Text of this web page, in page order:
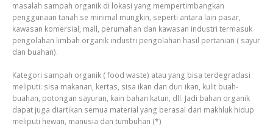
masalah sampah organik di lokasi yang mempertimbangkan
penggunaan tanah se minimal mungkin, seperti antara lain pasar,
kawasan komersial, mall, perumahan dan kawasan industri termasuk
pengolahan limbah organik industri pengolahan hasil pertanian ( sayur
dan buahan).
Kategori sampah organik ( food waste) atau yang bisa terdegradasi
meliputi: sisa makanan, kertas, sisa ikan dan duri ikan, kulit buah-
buahan, potongan sayuran, kain bahan katun, dll. Jadi bahan organik
dapat juga diartikan semua material yang berasal dari makhluk hidup
meliputi hewan, manusia dan tumbuhan (*)